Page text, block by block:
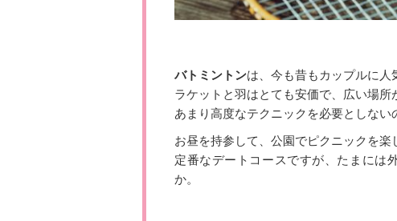
バトミントンは、今も昔もカップルに人
ラケットと羽はとても安価で、広い場所
あまり高度なテクニックを必要としない
お昼を持参して、公園でピクニックを
定番なデートコースですが、たまには
か。